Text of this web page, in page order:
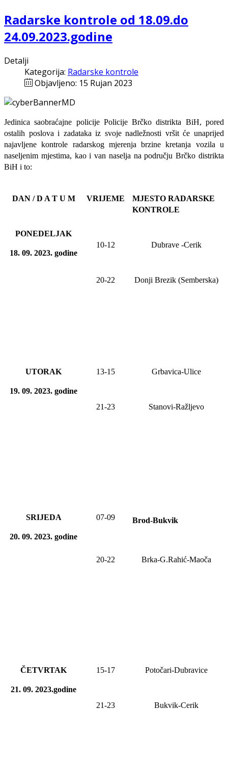
Radarske kontrole od 18.09.do
24.09.2023.godine
Detalji
Kategorija: Radarske kontrole
Objavljeno: 15 Rujan 2023
Jedinica saobraćajne policije Policije Brčko distrikta BiH, pored
ostalih poslova i zadataka iz svoje nadležnosti vršit će unaprijed
najavljene kontrole radarskog mjerenja brzine kretanja vozila u
naseljenim mjestima, kao i van naselja na području Brčko distrikta
BiH i to:
DAN / D A T U M VRIJEME
MJESTO RADARSKE
KONTROLE
PONEDELJAK
18. 09. 2023. godine
10-12 Dubrave-Cerik
20-22 Donji Brezik (Semberska)
UTORAK
19. 09. 2023. godine
13-15 Grbavica-Ulice
21-23 Stanovi-Ražljevo
SRIJEDA
20. 09. 2023. godine
07-09 Brod-Bukvik
20-22 Brka-G.Rahić-Maoča
ČETVRTAK
21. 09. 2023.godine
15-17 Potočari-Dubravice
21-23 Bukvik-Cerik